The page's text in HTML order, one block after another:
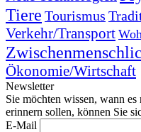
Tiere Tourismus
Verkehr/Transport
Ökonomie/Wirtschaft
Newsletter
Sie möchten wissen, wann
erinnern sollen, können Sie
E-Mail